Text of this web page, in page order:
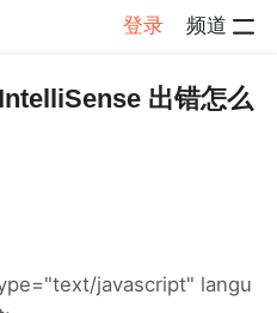
登录 频道
子详情
出错怎么
javascript" langu